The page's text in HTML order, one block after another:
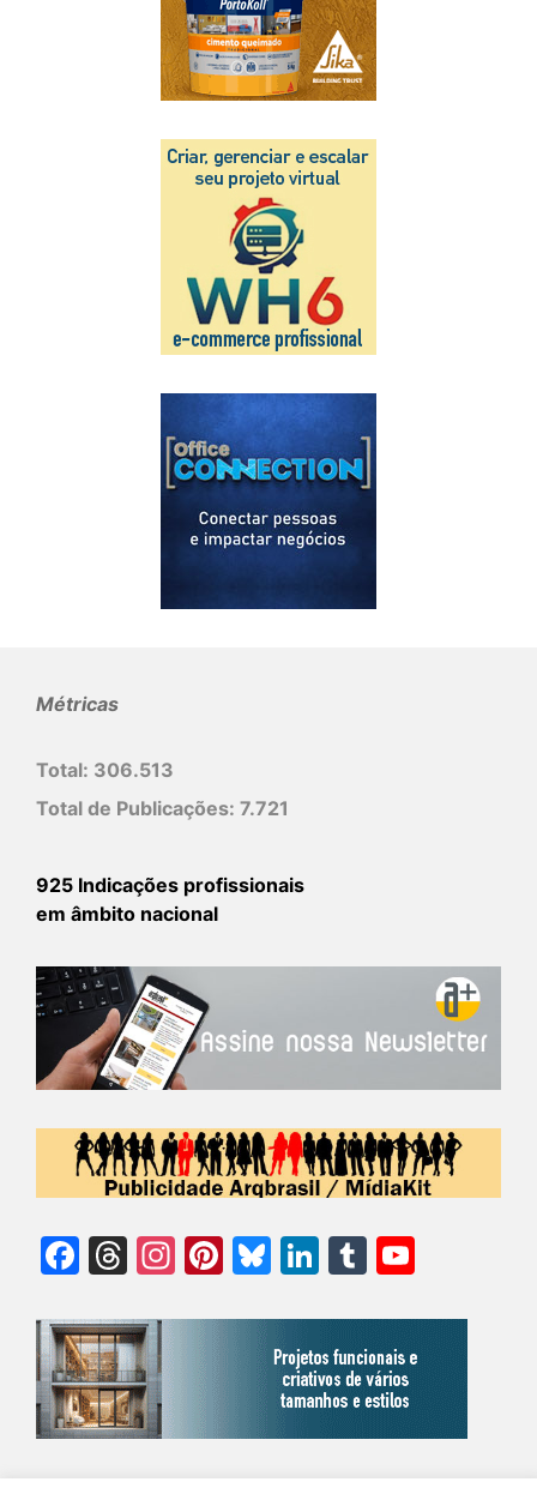
Métricas
Total: 306.513
Total de Publicações: 7.721
925 Indicações profissionais
em âmbito nacional
Facebook
Threads
Instagram
Pinterest
Bluesky
LinkedIn
Tumblr